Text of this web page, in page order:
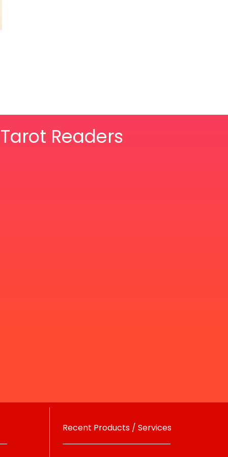
Readers
Recent Products / Services